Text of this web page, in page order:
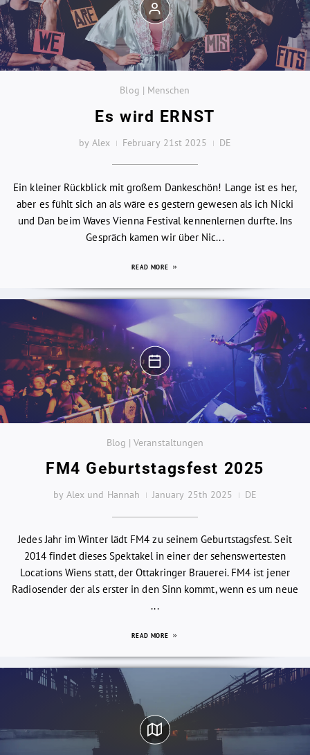
Blog | Menschen
Es wird ERNST
by Alex February 21st 2025 DE
Ein kleiner Rückblick mit großem Dankeschön! Lange ist es her,
aber es fühlt sich an als wäre es gestern gewesen als ich Nicki
und Dan beim Waves Vienna Festival kennenlernen durfte. Ins
Gespräch kamen wir über Nic...
READ MORE
Blog | Veranstaltungen
FM4 Geburtstagsfest 2025
by Alex und Hannah January 25th 2025 DE
Jedes Jahr im Winter lädt FM4 zu seinem Geburtstagsfest. Seit
2014 findet dieses Spektakel in einer der sehenswertesten
Locations Wiens statt, der Ottakringer Brauerei. FM4 ist jener
Radiosender der als erster in den Sinn kommt, wenn es um neue
...
READ MORE